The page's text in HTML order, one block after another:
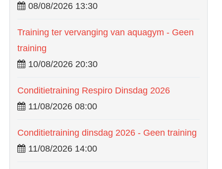
08/08/2026 13:30
Training ter vervanging van aquagym - Geen
training
10/08/2026 20:30
Conditietraining Respiro Dinsdag 2026
11/08/2026 08:00
Conditietraining dinsdag 2026 - Geen training
11/08/2026 14:00